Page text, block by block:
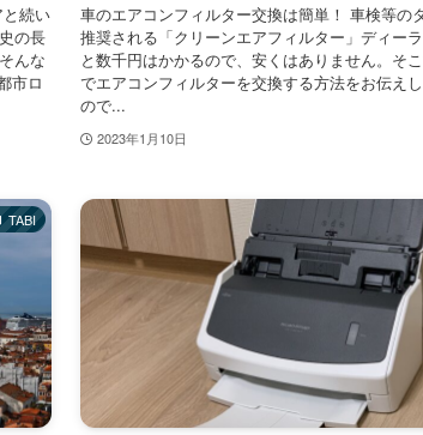
続い
の長
んな
市ロ
車のエアコンフィルター交換は簡単！ 車検等の
推奨される「クリーンエアフィルター」ディー
と数千円はかかるので、安くはありません。そ
でエアコンフィルターを交換する方法をお伝え
ので...
2023年1月10日
TABI